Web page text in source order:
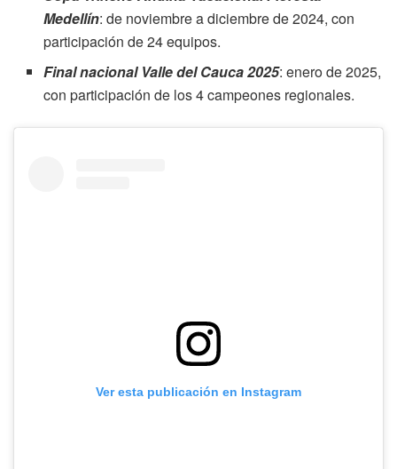
Medellín: de noviembre a diciembre de 2024, con
participación de 24 equipos.
Final nacional Valle del Cauca 2025: enero de 2025,
con participación de los 4 campeones regionales.
Ver esta publicación en Instagram